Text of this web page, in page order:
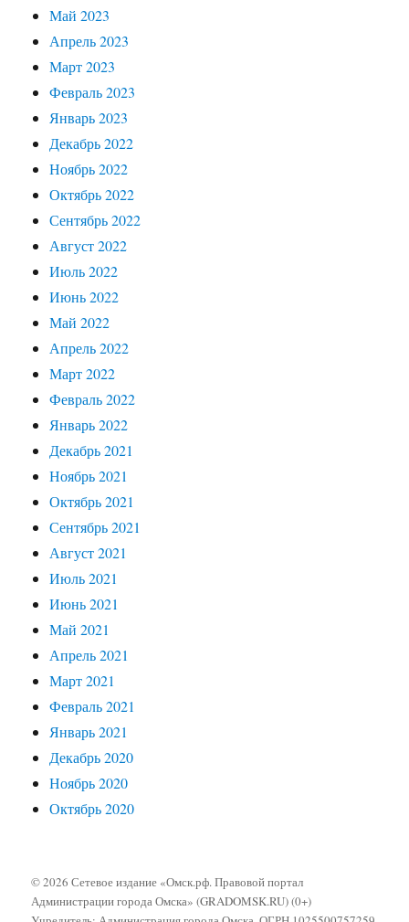
Май 2023
Апрель 2023
Март 2023
Февраль 2023
Январь 2023
Декабрь 2022
Ноябрь 2022
Октябрь 2022
Сентябрь 2022
Август 2022
Июль 2022
Июнь 2022
Май 2022
Апрель 2022
Март 2022
Февраль 2022
Январь 2022
Декабрь 2021
Ноябрь 2021
Октябрь 2021
Сентябрь 2021
Август 2021
Июль 2021
Июнь 2021
Май 2021
Апрель 2021
Март 2021
Февраль 2021
Январь 2021
Декабрь 2020
Ноябрь 2020
Октябрь 2020
© 2026 Сетевое издание «Омск.рф. Правовой портал
Администрации города Омска» (GRADOMSK.RU) (0+)